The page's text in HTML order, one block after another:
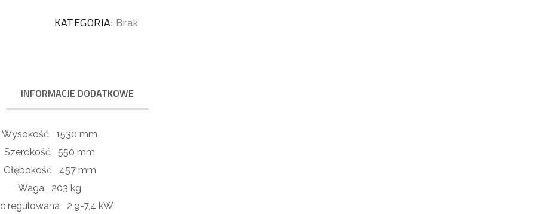
KATEGORIA: Brak
INFORMACJE DODATKOWE
Wysokość 1530 mm
Szerokość 550 mm
Głębokość 457 mm
Waga 203 kg
regulowana 2,9-7,4 kW